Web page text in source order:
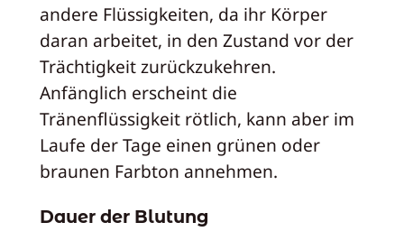
andere Flüssigkeiten, da ihr Körper
daran arbeitet, in den Zustand vor der
Trächtigkeit zurückzukehren.
Anfänglich erscheint die
Tränenflüssigkeit rötlich, kann aber im
Laufe der Tage einen grünen oder
braunen Farbton annehmen.
Dauer der Blutung